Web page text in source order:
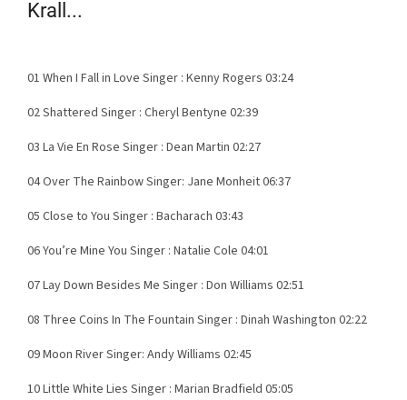
Krall...
01 When I Fall in Love Singer : Kenny Rogers 03:24
02 Shattered Singer : Cheryl Bentyne 02:39
03 La Vie En Rose Singer : Dean Martin 02:27
04 Over The Rainbow Singer: Jane Monheit06:37
05 Close to You Singer : Bacharach 03:43
06 You’re Mine You Singer : Natalie Cole 04:01
07 Lay Down Besides Me Singer : Don Williams 02:51
08 Three Coins In The Fountain Singer : Dinah Washington 02:22
09 Moon River Singer: Andy Williams 02:45
10 Little White Lies Singer : Marian Bradfield 05:05